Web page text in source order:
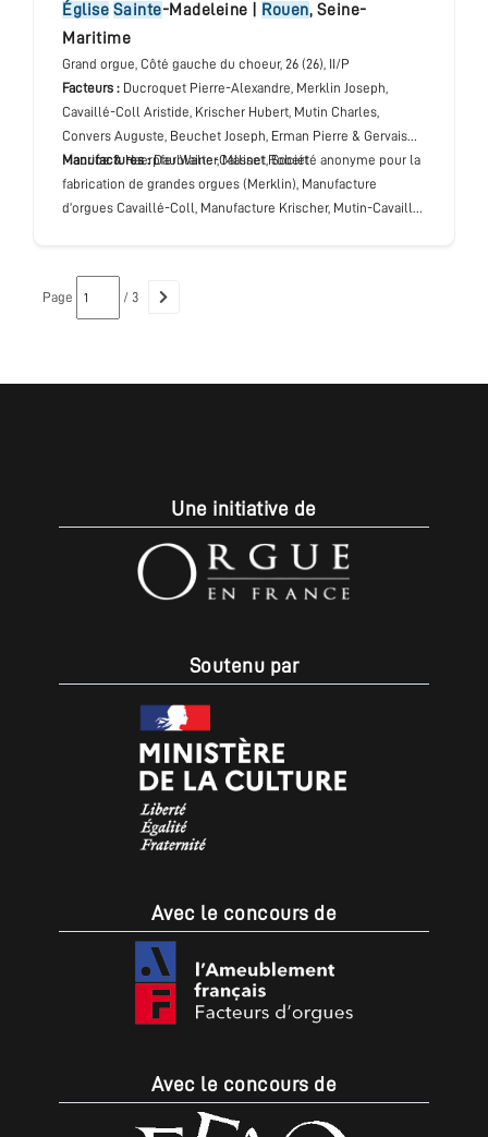
église Sainte-Madeleine Rouen, Seine-
Maritime
Grand orgue, Côté gauche du choeur, 26 (26), II/P
Facteurs : Ducroquet Pierre-Alexandre, Merklin Joseph,
Cavaillé-Coll Aristide, Krischer Hubert, Mutin Charles,
Convers Auguste, Beuchet Joseph, Erman Pierre & Gervais
Maurice & Haerpfer Walter, Masset Robert
Manufactures : Daublaine-Callinet, Société anonyme pour la
fabrication de grandes orgues (Merklin), Manufacture
d’orgues Cavaillé-Coll, Manufacture Krischer, Mutin-Cavaillé-
Page / 3
Une initiative de
Soutenu par
Avec le concours de
Avec le concours de